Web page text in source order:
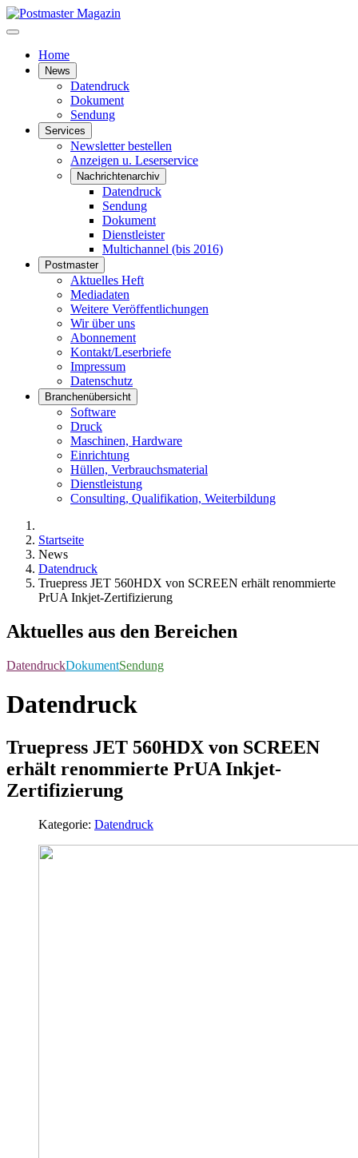
Home
News
Datendruck
Dokument
Sendung
Services
Newsletter bestellen
Anzeigen u. Leserservice
Nachrichtenarchiv
Datendruck
Sendung
Dokument
Dienstleister
Multichannel (bis 2016)
Postmaster
Aktuelles Heft
Mediadaten
Weitere Veröffentlichungen
Wir über uns
Abonnement
Kontakt/Leserbriefe
Impressum
Datenschutz
Branchenübersicht
Software
Druck
Maschinen, Hardware
Einrichtung
Hüllen, Verbrauchsmaterial
Dienstleistung
Consulting, Qualifikation, Weiterbildung
Startseite
News
Datendruck
Truepress JET 560HDX von SCREEN erhält renommierte
PrUA Inkjet-Zertifizierung
Aktuelles aus den Bereichen
DatendruckDokumentSendung
Datendruck
Truepress JET 560HDX von SCREEN
erhält renommierte PrUA Inkjet-
Zertifizierung
Kategorie: Datendruck